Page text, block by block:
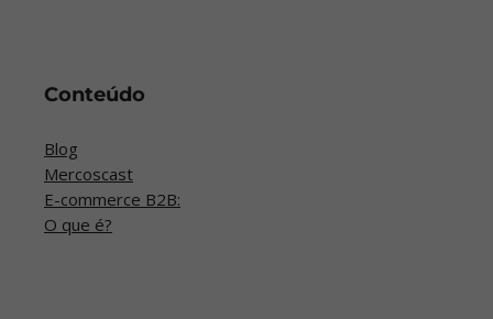
Conteúdo
Blog
Mercoscast
E-commerce B2B:
O que é?